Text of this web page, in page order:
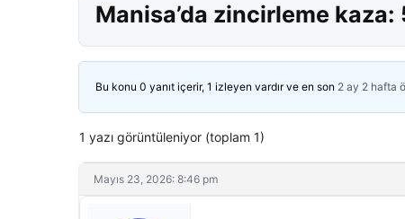
Manisa’da zincirleme
Bu konu 0 yanıt içerir, 1 izleyen vardır ve en son 2 ay 2 hafta
1 yazı görüntüleniyor (toplam 1)
Mayıs 23, 2026: 8:46 pm